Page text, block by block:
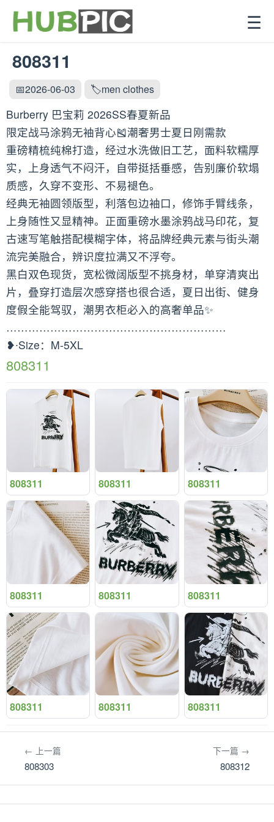
☰
808311
📅2026-06-03 🏷️men clothes
Burberry 巴宝莉 2026SS春夏新品
限定战马涂鸦无袖背心🎽潮奢男士夏日刚需款
重磅精梳纯棉打造，经过水洗做旧工艺，面料软糯厚
实，上身透气不闷汗，自带挺括垂感，告别廉价软塌
质感，久穿不变形、不易褪色。
经典无袖圆领版型，利落包边袖口，修饰手臂线条，
上身随性又显精神。正面重磅水墨涂鸦战马印花，复
古速写笔触搭配模糊字体，将品牌经典元素与街头潮
流完美融合，辨识度拉满又不浮夸。
黑白双色现货，宽松微阔版型不挑身材，单穿清爽出
片，叠穿打造层次感穿搭也很合适，夏日出街、健身
度假全能驾驭，潮男衣柜必入的高奢单品✨
……………………………………………………
❥∙Size：M-5XL
808311
808311 808311 808311
808311 808311 808311
808311 808311 808311
← 上一篇
808303
下一篇 →
808312